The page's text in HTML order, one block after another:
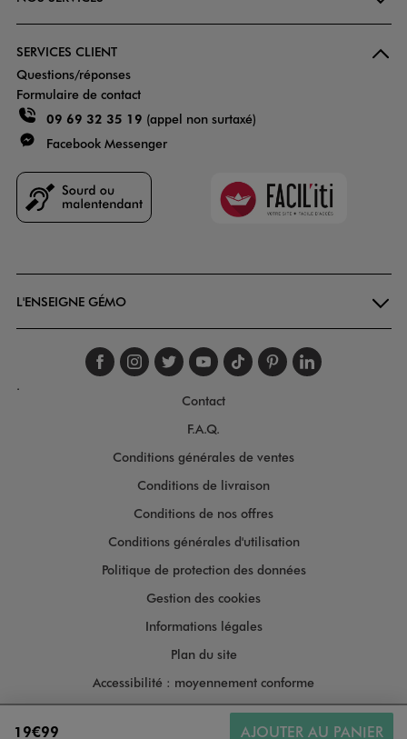
19€99 AJOUTER AU PANIER
SERVICES CLIENT
Questions/réponses
Formulaire de contact
09 69 32 35 19 (appel non surtaxé)
Facebook Messenger
Faciliti
L'ENSEIGNE GÉMO
Suivez-nous sur
Suivez-nous sur
Suivez-nous sur
Suivez-nous
Suivez-nous
Suivez-
.
Contact
F.A.Q.
Conditions générales de ventes
Conditions de livraison
Conditions de nos offres
Conditions générales d'utilisation
Politique de protection des données
Gestion des cookies
Informations légales
Plan du site
Accessibilité : moyennement conforme